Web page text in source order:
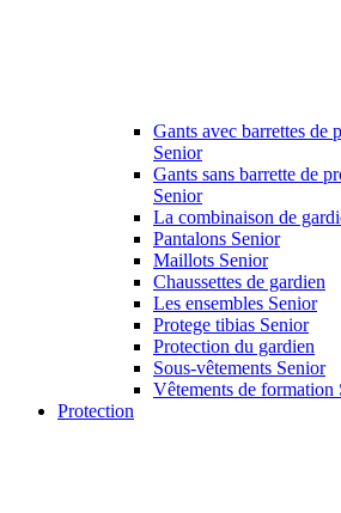
Gants avec barrettes de
Senior
Gants sans barrette de
Senior
La combinaison de
Pantalons Senior
Maillots Senior
Chaussettes de gardien
Les ensembles Senior
Protege tibias Senior
Protection du gardien
Sous-vêtements Senior
Vêtements de formation
Protection